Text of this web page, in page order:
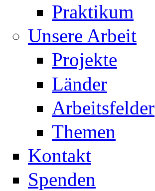
Praktikum
Unsere Arbeit
Projekte
Länder
Arbeitsfelder
Themen
Kontakt
Spenden